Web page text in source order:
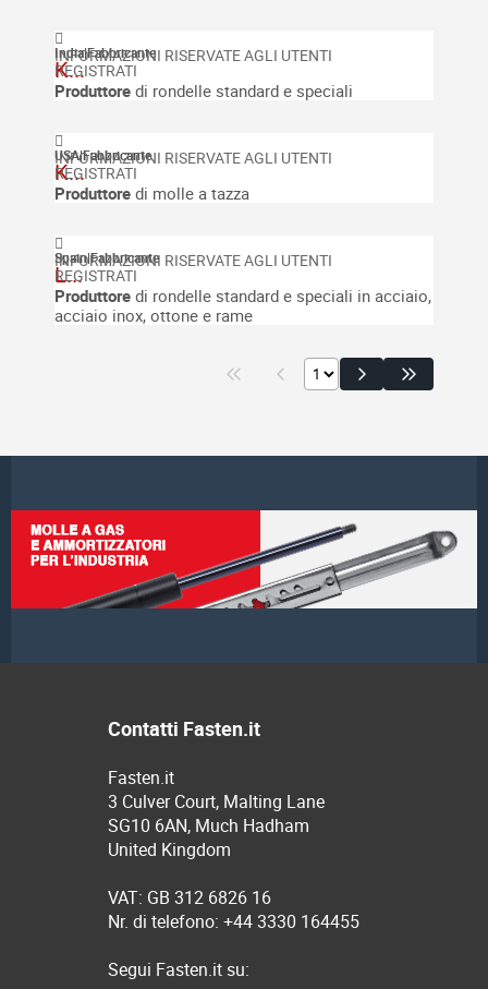
India|Fabbricante
K...
Produttore di rondelle standard e speciali
USA|Fabbricante
K...
Produttore di molle a tazza
Spain|Fabbricante
L...
Produttore di rondelle standard e speciali in acciaio,
acciaio inox, ottone e rame
Contatti Fasten.it
Fasten.it
3 Culver Court, Malting Lane
SG10 6AN, Much Hadham
United Kingdom
VAT: GB 312 6826 16
Nr. di telefono: +44 3330 164455
Segui Fasten.it su: